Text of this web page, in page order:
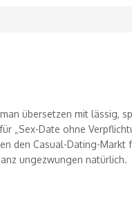
übersetzen mit lässig,
„Sex-Date ohne
den Casual-Dating-Markt
ungezwungen natürlich.